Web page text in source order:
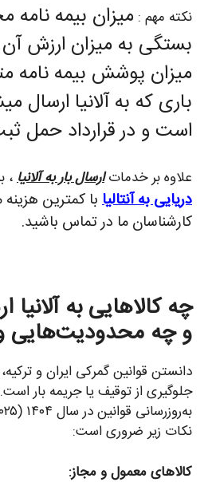
نکته مهم : میزان بیمه نامه
بستگی به میزان ارزش آن
میزان پوشش بیمه نامه
باری که به آلانیا ارسال
است و در قرارداد حمل
علاوه بر خدماتارسال بار به آلانیا،
دریایی به آنتالیا با کمترین هزینه
کارشناسان ما در تماس باشید.
چه کالاهایی به
و چه محدودیت‌هایی
دانستن قوانین گمرکی ایران و
جلوگیری از توقیف یا جریمه بار
نکات زیر ضروری است:
کالاهای معمول و مجاز: